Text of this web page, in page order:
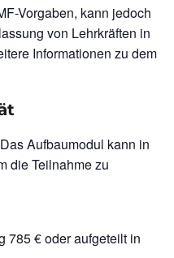
Vorgaben, kann jedoch
von Lehrkräften in
Informationen zu dem
Aufbaumodul kann in
die Teilnahme zu
785 € oder aufgeteilt in